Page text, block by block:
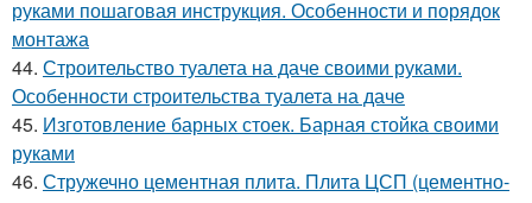
руками пошаговая инструкция. Особенности и порядок
монтажа
44. Строительство туалета на даче своими руками.
Особенности строительства туалета на даче
45. Изготовление барных стоек. Барная стойка своими
руками
46. Стружечно цементная плита. Плита ЦСП (цементно-